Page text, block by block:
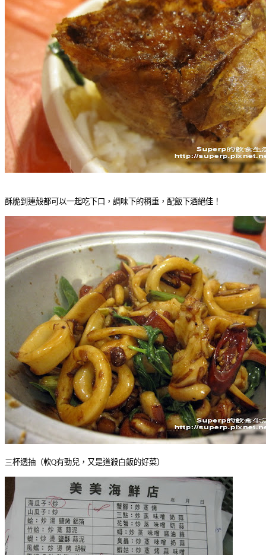
酥脆到連殼都可以一起吃下口，調味下的稍重，配飯下酒絕佳！
三杯透抽（軟Q有勁兒，又是道殺白飯的好菜）